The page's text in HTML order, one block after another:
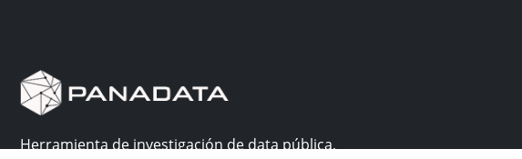
Herramienta de investigación de data pública,